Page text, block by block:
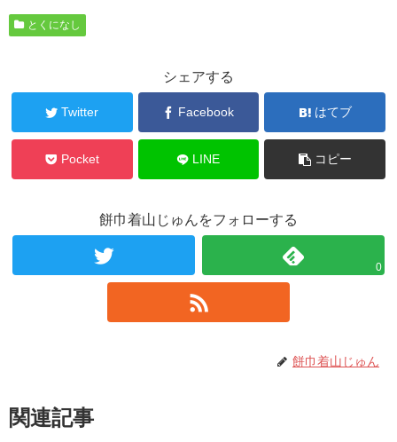
とくになし
シェアする
Twitter Facebook はてブ
Pocket LINE コピー
餅巾着山じゅんをフォローする
0
餅巾着山じゅん
関連記事